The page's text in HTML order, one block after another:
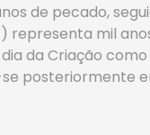
de pecado,
mil
da Criação